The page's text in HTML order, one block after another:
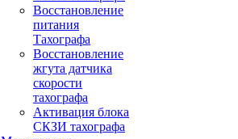
Восстановление
питания
Тахографа
Восстановление
жгута датчика
скорости
тахографа
Активация блока
СКЗИ тахографа